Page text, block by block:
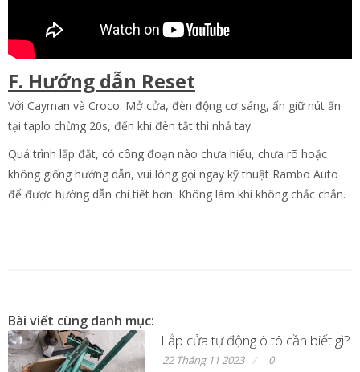
F. Hướng dẫn Reset
Với Cayman và Croco: Mở cửa, đèn động cơ sáng, ấn giữ nút ấn
tại taplo chừng 20s, đến khi đèn tắt thì nhả tay.
Quá trình lắp đặt, có công đoạn nào chưa hiểu, chưa rõ hoặc
không giống hướng dẫn, vui lòng gọi ngay kỹ thuật Rambo Auto
để được hướng dẫn chi tiết hơn. Không làm khi không chắc chắn.
Bài viết cùng danh mục:
Lắp cửa tự động ô tô cần biết gì?
22 Tháng 11 2023 0